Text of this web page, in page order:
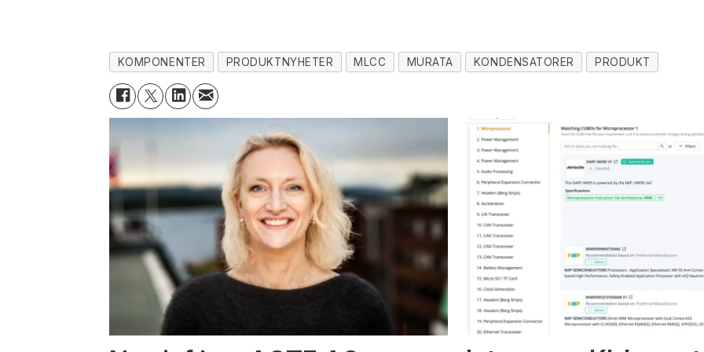
KOMPONENTER PRODUKTNYHETER MLCC MURATA KONDENSATORER PRODUKT